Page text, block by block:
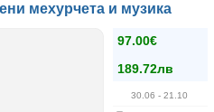
мехурчета и музика
97.00€
189.72лв
30.06 - 21.10